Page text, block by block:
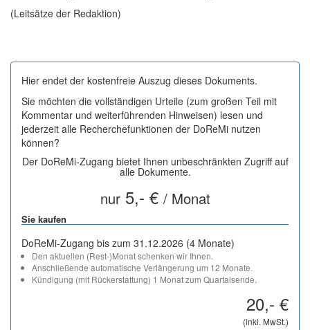
(Leitsätze der Redaktion)
Hier endet der kostenfreie Auszug dieses Dokuments.
Sie möchten die vollständigen Urteile (zum großen Teil mit
Kommentar und weiterführenden Hinweisen) lesen und
jederzeit alle Recherchefunktionen der DoReMi nutzen
können?
Der DoReMi-Zugang bietet Ihnen unbeschränkten Zugriff auf
alle Dokumente.
nur5,- € / Monat
Sie kaufen
DoReMi-Zugang bis zum 31.12.2026 (4 Monate)
Den aktuellen (Rest-)Monat schenken wir Ihnen.
Anschließende automatische Verlängerung um 12 Monate.
Kündigung (mit Rückerstattung) 1 Monat zum Quartalsende.
20,- €
(inkl. MwSt.)